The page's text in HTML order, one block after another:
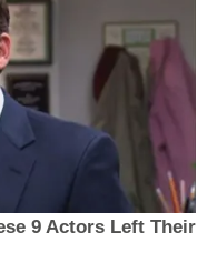
9 Actors Left Their